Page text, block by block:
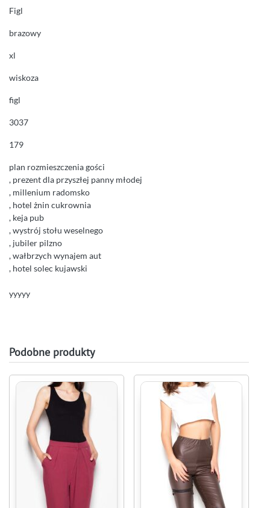
Figl
brazowy
xl
wiskoza
figl
3037
179
plan rozmieszczenia gości
, prezent dla przyszłej panny młodej
, millenium radomsko
, hotel żnin cukrownia
, keja pub
, wystrój stołu weselnego
, jubiler pilzno
, wałbrzych wynajem aut
, hotel solec kujawski
yyyyy
Podobne produkty